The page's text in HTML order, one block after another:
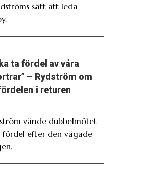
sätt att leda
ta fördel av våra
– Rydström om
i returen
vände dubbelmötet
fördel efter den vågade